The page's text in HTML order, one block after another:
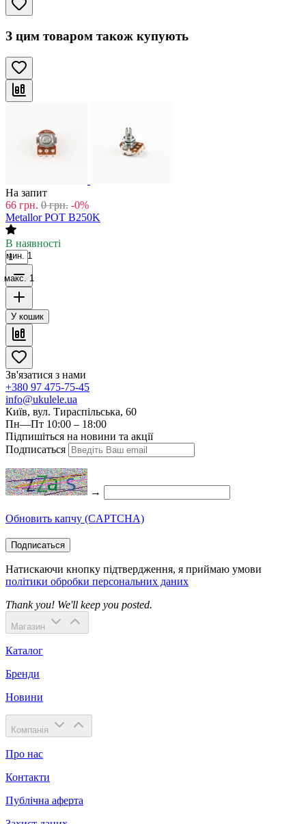
З цим товаром також купують
На запит
66 грн. 0 грн. -0%
Metallor POT B250K
В наявності
мин. 1
макс. 1
У кошик
Зв'язатися з нами
+380 97 475-75-45
info@ukulele.ua
Київ, вул. Тираспільська, 60
Пн—Пт 10:00 – 18:00
Підпишіться на новини та акції
Подписаться
→
Обновить капчу (CAPTCHA)
Подписаться
Натискаючи кнопку підтвердження, я приймаю умови
політики обробки персональних даних
Thank you! We'll keep you posted.
Магазин
Каталог
Бренди
Новини
Компанія
Про нас
Контакти
Публічна аферта